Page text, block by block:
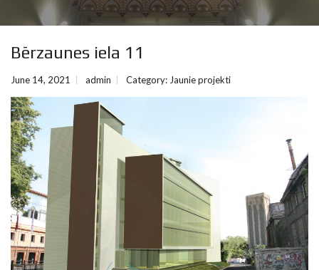
Bērzaunes iela 11
June 14, 2021 admin Category: Jaunie projekti